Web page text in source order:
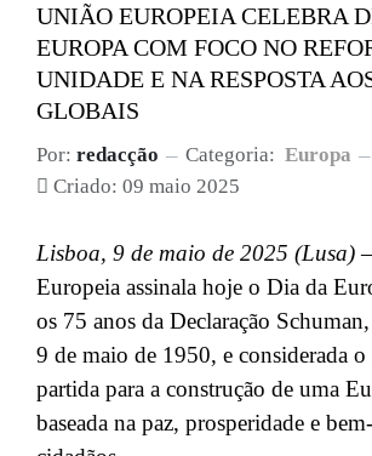
UNIÃO EUROPEIA CELEBRA
EUROPA COM FOCO NO
UNIDADE E NA RESPOSTA
GLOBAIS
Por: redacção Categoria: Europa
Criado: 09 maio 2025
Lisboa, 9 de maio de 2025 (Lusa)
Europeia assinala hoje o Dia da
os 75 anos da Declaração
9 de maio de 1950, e considerada
partida para a construção de uma
baseada na paz, prosperidade e